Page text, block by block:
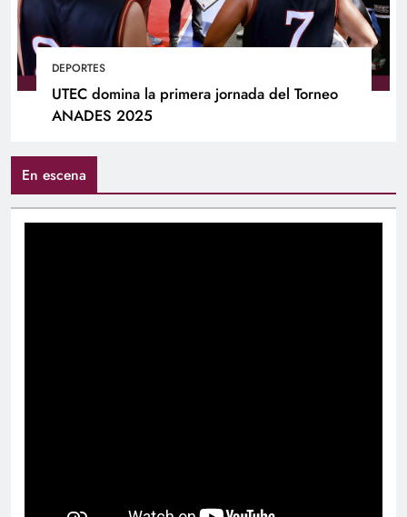
DEPORTES
UTEC domina la primera jornada del Torneo
ANADES 2025
En escena